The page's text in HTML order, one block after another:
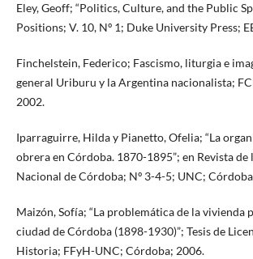
Eley, Geoff; “Politics, Culture, and the Public
Positions; V. 10, Nº 1; Duke University Press;
Finchelstein, Federico; Fascismo, liturgia e
general Uriburu y la Argentina nacionalista;
2002.
Iparraguirre, Hilda y Pianetto, Ofelia; “La
obrera en Córdoba. 1870-1895”; en Revista de
Nacional de Córdoba; Nº 3-4-5; UNC;
Maizón, Sofía; “La problemática de la vivienda
ciudad de Córdoba (1898-1930)”; Tesis de
Historia; FFyH-UNC; Córdoba; 2006.